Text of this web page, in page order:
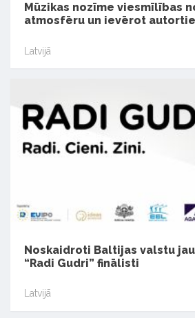
Mūzikas nozīme viesmīlības
atmosfēru un ievērot
Latvijā
Noskaidroti Baltijas valstu
“Radi Gudri” finālisti
Latvijā